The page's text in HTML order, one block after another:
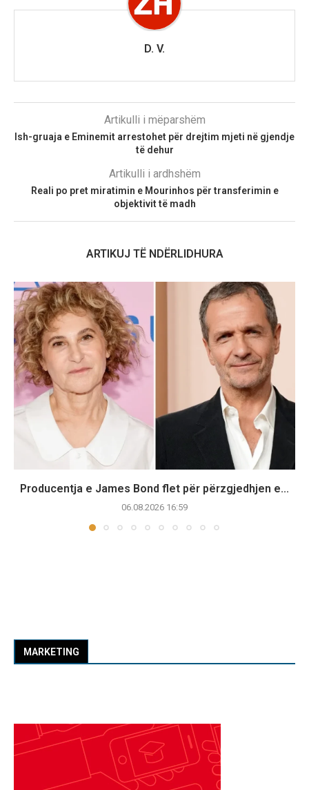
D. V.
Artikulli i mëparshëm
Ish-gruaja e Eminemit arrestohet për drejtim mjeti në gjendje
të dehur
Artikulli i ardhshëm
Reali po pret miratimin e Mourinhos për transferimin e
objektivit të madh
ARTIKUJ TË NDËRLIDHURA
Producentja e James Bond flet për përzgjedhjen e...
06.08.2026 16:59
MARKETING